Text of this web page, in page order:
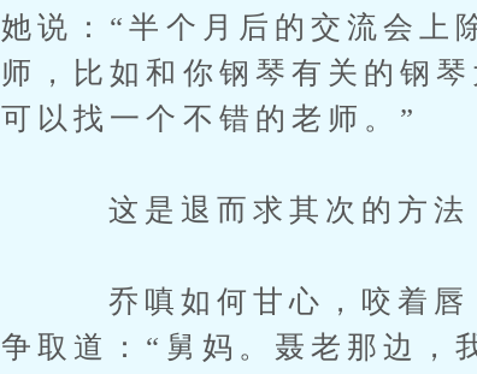
她说：“半个月后的交流会上
师，比如和你钢琴有关的钢
可以找一个不错的老师。”
这是退而求其次的方法，
乔嗔如何甘心，咬着唇，
争取道：“舅妈。聂老那边，